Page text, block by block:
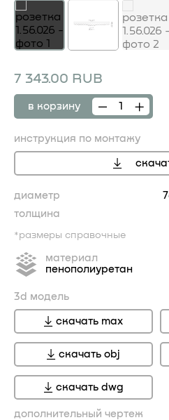
7 343.00 RUB
в корзину
инструкция по монтажу
диаметр
толщина
*размеры справочные
материал
пенополиуретан
3d модель
скачать max
скачать obj
скачать dwg
дополнительный чертеж